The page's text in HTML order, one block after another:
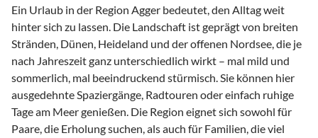
Ein Urlaub in der Region Agger bedeutet, den Alltag weit
hinter sich zu lassen. Die Landschaft ist geprägt von breiten
Stränden, Dünen, Heideland und der offenen Nordsee, die je
nach Jahreszeit ganz unterschiedlich wirkt – mal mild und
sommerlich, mal beeindruckend stürmisch. Sie können hier
ausgedehnte Spaziergänge, Radtouren oder einfach ruhige
Tage am Meer genießen. Die Region eignet sich sowohl für
Paare, die Erholung suchen, als auch für Familien, die viel